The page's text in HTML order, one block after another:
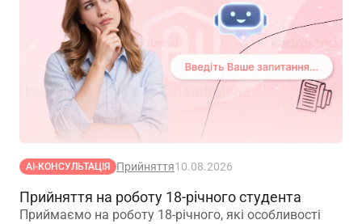
АІ-КОНСУЛЬТАЦІЯ Прийняття10.08.2026
Прийняття на роботу 18-річного студента
Приймаємо на роботу 18-річного, які особливості